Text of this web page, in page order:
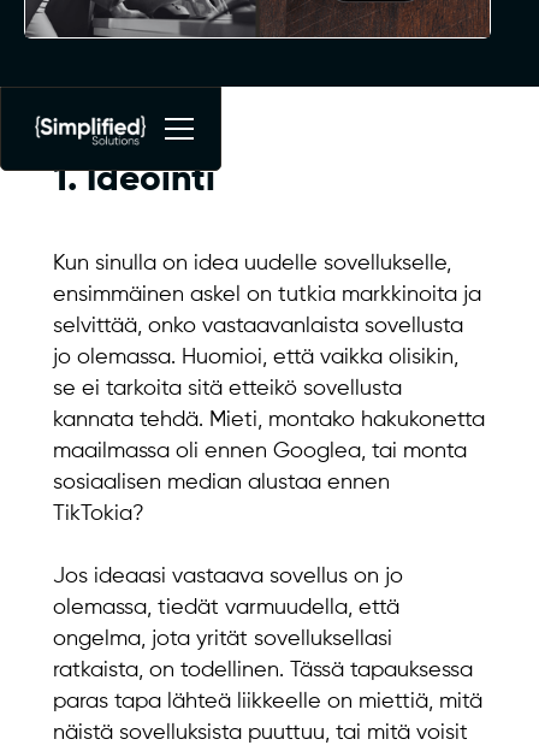
1. Ideointi
Kun sinulla on idea uudelle sovellukselle,
ensimmäinen askel on tutkia markkinoita ja
selvittää, onko vastaavanlaista sovellusta
jo olemassa. Huomioi, että vaikka olisikin,
se ei tarkoita sitä etteikö sovellusta
kannata tehdä. Mieti, montako hakukonetta
maailmassa oli ennen Googlea, tai monta
sosiaalisen median alustaa ennen
TikTokia?
Jos ideaasi vastaava sovellus on jo
olemassa, tiedät varmuudella, että
ongelma, jota yrität sovelluksellasi
ratkaista, on todellinen. Tässä tapauksessa
paras tapa lähteä liikkeelle on miettiä, mitä
näistä sovelluksista puuttuu, tai mitä voisit